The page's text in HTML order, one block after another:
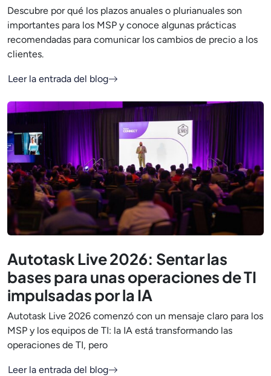
Descubre por qué los plazos anuales o plurianuales son
importantes para los MSP y conoce algunas prácticas
recomendadas para comunicar los cambios de precio a los
clientes.
Leer la entrada del blog
Autotask Live 2026: Sentar las
bases para unas operaciones de TI
impulsadas por la IA
Autotask Live 2026 comenzó con un mensaje claro para los
MSP y los equipos de TI: la IA está transformando las
operaciones de TI, pero
Leer la entrada del blog